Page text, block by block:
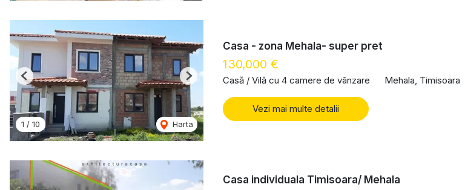
1 / 10 Harta
Previous Next
Casa - zona Mehala- super pret
130,000 €
Casă / Vilă cu 4 camere de vânzare Mehala, Timisoara
Vezi mai multe detalii
Casa individuala Timisoara/ Mehala